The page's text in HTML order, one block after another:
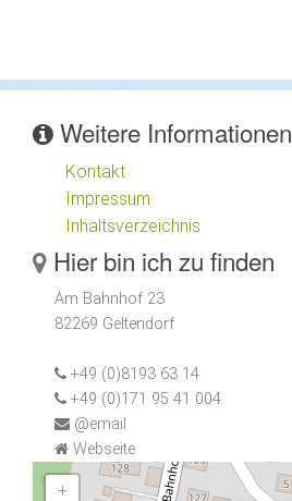
Weitere Informationen
Kontakt
Impressum
Inhaltsverzeichnis
Hier bin ich zu finden
Am Bahnhof 23
82269 Geltendorf
+49 (0)8193 63 14
+49 (0)171 95 41 004
@email
Webseite
+